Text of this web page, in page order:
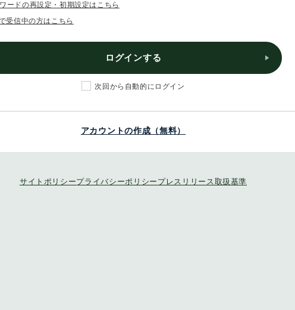
ードの再設定・初期設定はこちら
受信中の方はこちら
ログインする
次回から自動的にログイン
アカウントの作成（無料）
サイトポリシープライバシーポリシー プレスリリース取扱基準